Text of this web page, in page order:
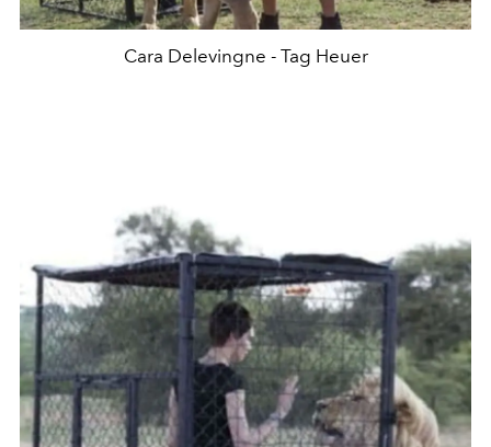
Cara Delevingne - Tag Heuer